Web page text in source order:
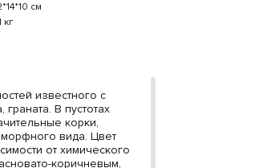
см
кг
известного с
В пустотах
корки,
вида. Цвет
от химического
коричневым,